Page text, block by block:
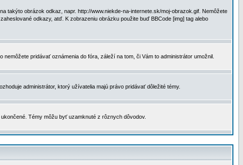
takýto obrázok odkaz, napr. http://www.niekde-na-internete.sk/moj-obrazok.gif. Nemôžete
odkazy, atď. K zobrazeniu obrázku použite buď BBCode [img] tag alebo
pridávať oznámenia do fóra, záleží na tom, či Vám to administrátor umožnil.
administrátor, ktorý užívatelia majú právo pridávať dôležité témy.
Témy môžu byť uzamknuté z rôznych dôvodov.